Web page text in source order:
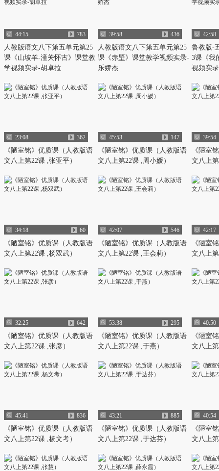
44:15 783
人教版语文八下第五单元第25
课《山坡羊-潼关怀古》课堂教
学视频实录-胡卓拉
39:58 436
人教版语文八下第五单元第25
课《赤壁》课堂教学视频实录-
乐娇杰
42:58
鲁教版-
3课《我
视频实
23:08 362
《陋室铭》优质课（人教版语
文八上第22课 ,张亚平）
45:53 147
《陋室铭》优质课（人教版语
文八上第22课 ,周小媛）
39:54
《陋室
文八上
34:18 60
《陋室铭》优质课（人教版语
文八上第22课 ,杨双武）
42:07 546
《陋室铭》优质课（人教版语
文八上第22课 ,王会莉）
42:17
《陋室
文八上
32:25 642
《陋室铭》优质课（人教版语
文八上第22课 ,张彦）
53:38 295
《陋室铭》优质课（人教版语
文八上第22课 ,于燕）
40:50
《陋室
文八上
45:41 836
《陋室铭》优质课（人教版语
文八上第22课 ,杨文考）
43:21 885
《陋室铭》优质课（人教版语
文八上第22课 ,于达芬）
40:54
《陋室
文八上